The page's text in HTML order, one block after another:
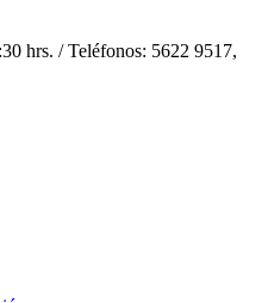
hrs. / Teléfonos: 5622 9517,